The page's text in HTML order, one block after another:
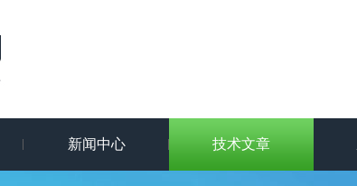
新闻中心 技术文章